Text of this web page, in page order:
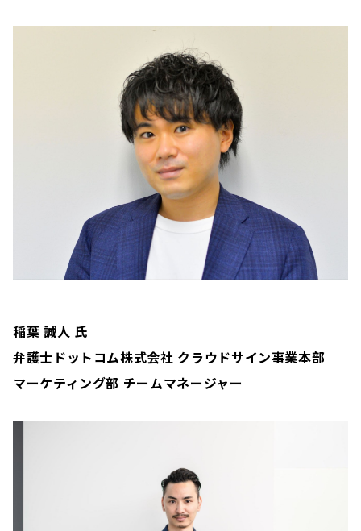
稲葉 誠人 氏
弁護士ドットコム株式会社 クラウドサイン事業本部
マーケティング部 チームマネージャー